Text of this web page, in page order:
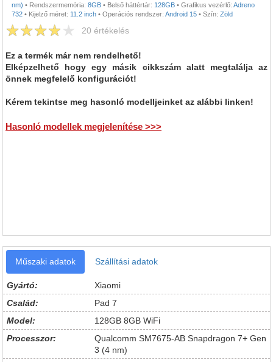
nm) • Rendszermemória: 8GB • Belső háttértár: 128GB • Grafikus vezérlő: Adreno
732 • Kijelző méret: 11.2 inch • Operációs rendszer: Android 15 • Szín: Zöld
20 értékelés
Ez a termék már nem rendelhető!
Elképzelhető hogy egy másik cikkszám alatt megtalálja az
önnek megfelelő konfigurációt!
Kérem tekintse meg hasonló modelljeinket az alábbi linken!
Hasonló modellek megjelenítése >>>
Műszaki adatok Szállítási adatok
Gyártó:
Xiaomi
Család:
Pad 7
Model:
128GB 8GB WiFi
Processzor:
Qualcomm SM7675-AB Snapdragon 7+ Gen
3 (4 nm)